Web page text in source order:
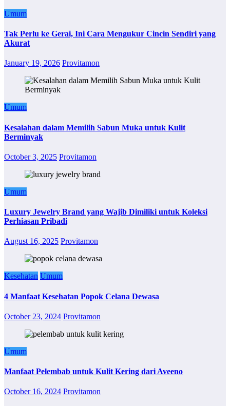
Umum
Tak Perlu ke Gerai, Ini Cara Mengukur Cincin Sendiri yang
Akurat
January 19, 2026 Provitamon
Umum
Kesalahan dalam Memilih Sabun Muka untuk Kulit
Berminyak
October 3, 2025 Provitamon
Umum
Luxury Jewelry Brand yang Wajib Dimiliki untuk Koleksi
Perhiasan Pribadi
August 16, 2025 Provitamon
Kesehatan Umum
4 Manfaat Kesehatan Popok Celana Dewasa
October 23, 2024 Provitamon
Umum
Manfaat Pelembab untuk Kulit Kering dari Aveeno
October 16, 2024 Provitamon